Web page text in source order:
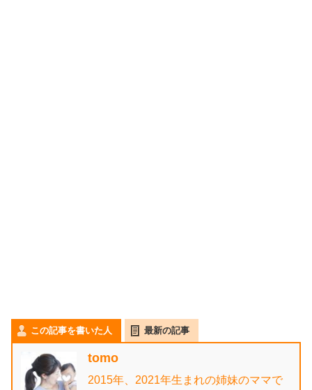
この記事を書いた人 最新の記事
tomo
2015年、2021年生まれの姉妹のママで